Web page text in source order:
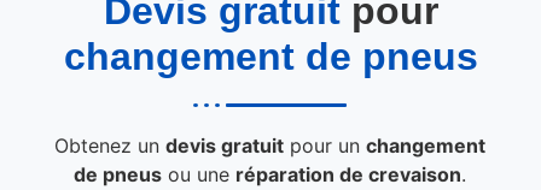
Devis gratuitpour
changement de pneus
Obtenez undevis gratuit pour unchangement
de pneus ou une réparation de crevaison.